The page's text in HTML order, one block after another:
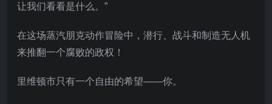
让我们看看是什么。”
在这场蒸汽朋克动作冒险中，潜行、战斗和制造无人机
来推翻一个腐败的政权！
里维顿市只有一个自由的希望——你。